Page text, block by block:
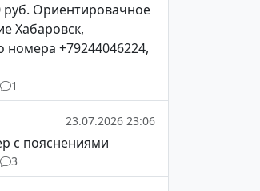
руб. Ориентировачное
Хабаровск,
номера +79244046224,
1
23.07.2026 23:06
с пояснениями
3